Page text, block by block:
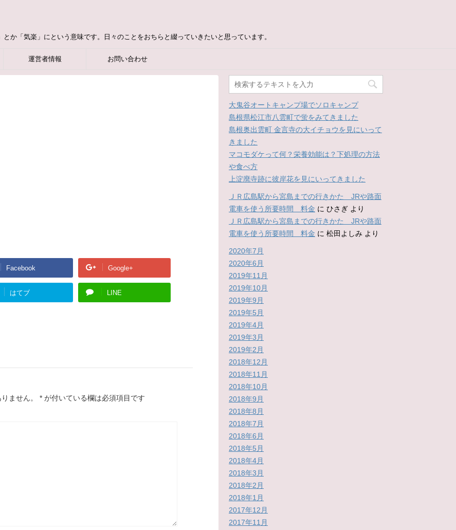
か「気楽」にという意味です。日々のことをおちらと綴っていきたいと思っています。
運営者情報 お問い合わせ
Facebook Google+
はてブ LINE
ません。 * が付いている欄は必須項目です
大鬼谷オートキャンプ場でソロキャンプ
島根県松江市八雲町で蛍をみてきました
島根奥出雲町 金言寺の大イチョウを見にいって
きました
マコモダケって何？栄養効能は？下処理の方法
や食べ方
上淀廃寺跡に彼岸花を見にいってきました
ＪＲ広島駅から宮島までの行きかた JRや路面
電車を使う所要時間 料金 に ひさぎ より
ＪＲ広島駅から宮島までの行きかた JRや路面
電車を使う所要時間 料金 に 松田よしみ より
2020年7月
2020年6月
2019年11月
2019年10月
2019年9月
2019年5月
2019年4月
2019年3月
2019年2月
2018年12月
2018年11月
2018年10月
2018年9月
2018年8月
2018年7月
2018年6月
2018年5月
2018年4月
2018年3月
2018年2月
2018年1月
2017年12月
2017年11月